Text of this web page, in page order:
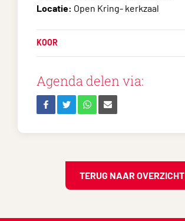
Locatie: Open Kring- kerkzaal
KOOR
Agenda delen via:
TERUG NAAR OVERZICHT